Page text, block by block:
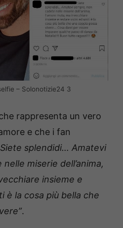
– Solonotizie24 3
rappresenta un vero
e che i fan
Siete splendidi… Amatevi
miserie dell’anima,
insieme e
è la cosa più bella che
.